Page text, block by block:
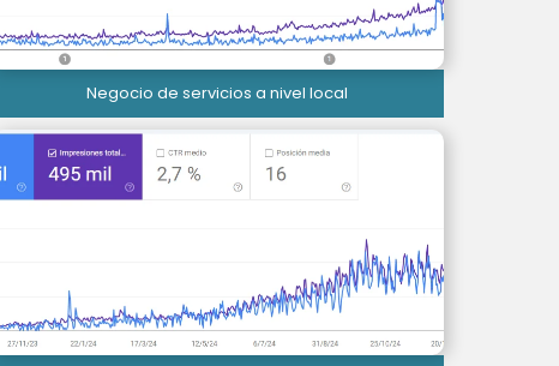
Negocio de servicios a nivel local